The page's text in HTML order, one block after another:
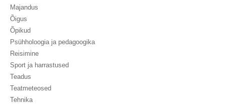
Majandus
Õigus
Õpikud
Psühholoogia ja pedagoogika
Reisimine
Sport ja harrastused
Teadus
Teatmeteosed
Tehnika